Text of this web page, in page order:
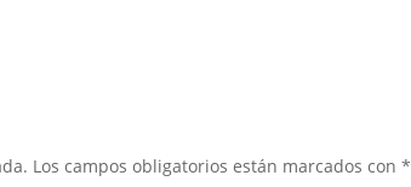
Los campos obligatorios están marcados con*